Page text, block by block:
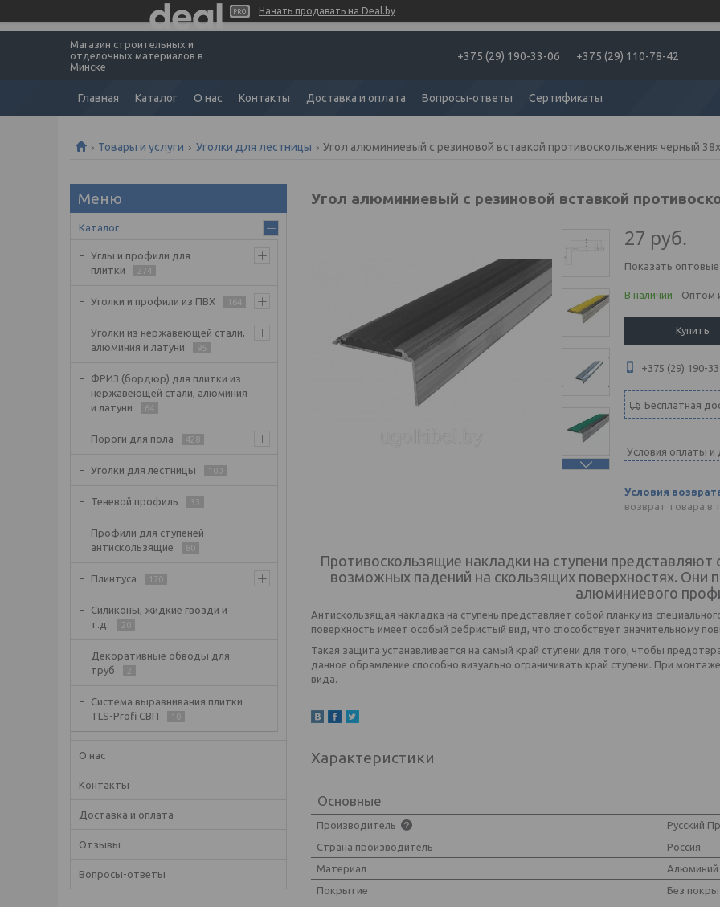
Начать продавать на Deal.by
Магазин строительных и
отделочных материалов в
Минске
+375 (29) 190-33-06 +375 (29) 110-78-42
Главная Каталог О нас Контакты Доставка и оплата Вопросы-ответы Сертификаты
Товары и услуги Уголки для лестницы Угол алюминиевый с резиновой вставкой противоскольжения черный
Угол алюминиевый с резиновой вставкой
27 руб.
Показать
В наличии Оптом
Купить
+375 (29) 190-
Бесплатная
Условия оплаты и
возврат товара в
Противоскользящие накладки на ступени
возможных падений на скользящих поверхностях. Они
алюминиевого
Антискользящая накладка на ступень представляет собой планку из
поверхность имеет особый ребристый вид, что способствует значительному
Такая защита устанавливается на самый край ступени для того, чтобы
данное обрамление способно визуально ограничивать край ступени. При
вида.
Характеристики
Основные
Производитель
Русский
Страна производитель
Россия
Материал
Алюминий
Покрытие
Без
Каталог
Углы и профили для
плитки
274
Уголки и профили из ПВХ 164
Уголки из нержавеющей стали,
алюминия и латуни
95
ФРИЗ (бордюр) для плитки из
нержавеющей стали, алюминия
и латуни
64
Пороги для пола 428
Уголки для лестницы 100
Теневой профиль 33
Профили для ступеней
антискользящие
80
Плинтуса 170
Силиконы, жидкие гвозди и
т.д.
20
Декоративные обводы для
труб
2
Система выравнивания плитки
TLS-Profi СВП
10
О нас
Контакты
Доставка и оплата
Отзывы
Вопросы-ответы